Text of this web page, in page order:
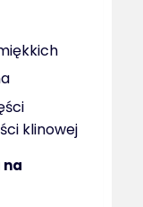
klinowej